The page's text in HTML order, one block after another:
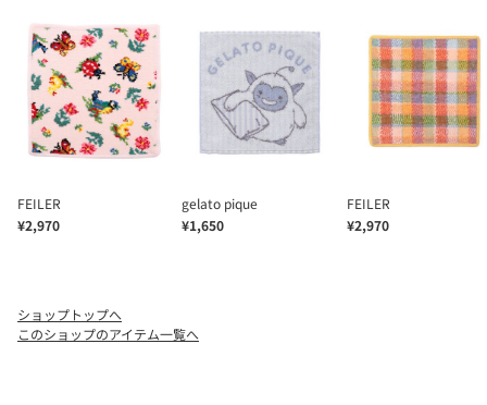
ショップトップへ
このショップのアイテム一覧へ